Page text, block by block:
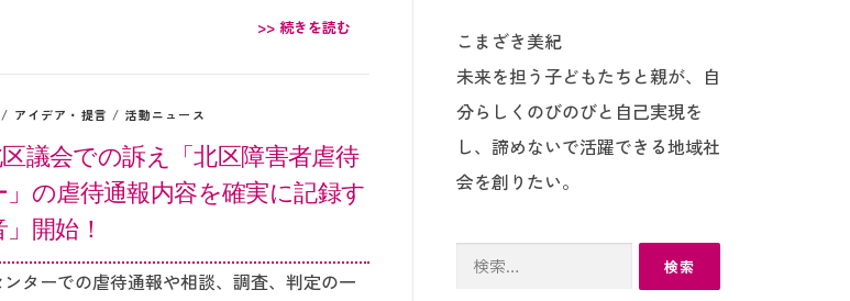
>> 続きを読む
/ アイデア・提言 / 活動ニュース
議会での訴え「北区障害者虐待
の虐待通報内容を確実に記録す
開始！
ターでの虐待通報や相談、調査、判定の一
こまざき美紀
未来を担う子どもたちと親が、自
分らしくのびのびと自己実現を
し、諦めないで活躍できる地域社
会を創りたい。